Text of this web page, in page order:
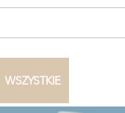
WSZYSTKIE